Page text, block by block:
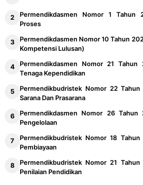
Permendikdasmen Nomor 1 Tahun
Proses
Permendikdasmen Nomor 10 Tahun
Kompetensi Lulusan)
Permendikdasmen Nomor 21 Tahun
Tenaga Kependidikan
Permendikbudristek Nomor 22
Sarana Dan Prasarana
Permendikdasmen Nomor 26 Tahun
Pengelolaan
Permendikbudristek Nomor 18
Pembiayaan
Permendikbudristek Nomor 21
Penilaian Pendidikan